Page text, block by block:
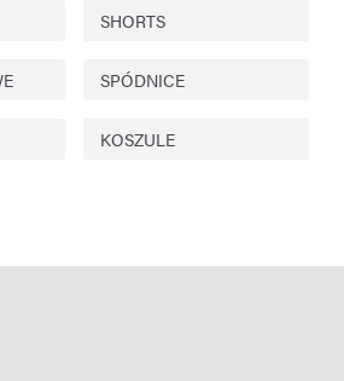
SHORTS
SPÓDNICE
KOSZULE